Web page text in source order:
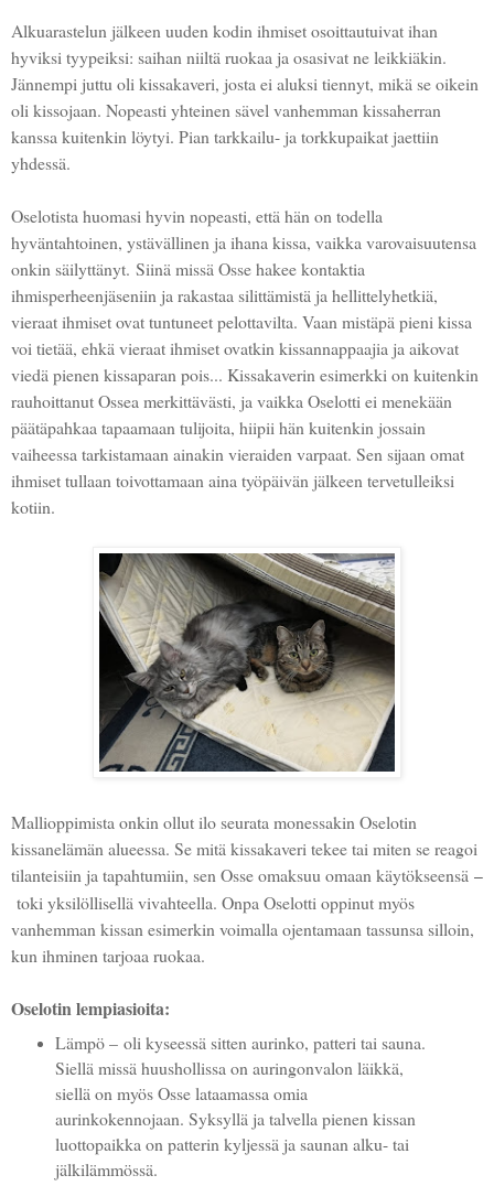
Alkuarastelun jälkeen uuden kodin ihmiset osoittautuivat ihan
hyviksi tyypeiksi: saihan niiltä ruokaa ja osasivat ne leikkiäkin.
Jännempi juttu oli kissakaveri, josta ei aluksi tiennyt, mikä se oikein
oli kissojaan. Nopeasti yhteinen sävel vanhemman kissaherran
kanssa kuitenkin löytyi. Pian tarkkailu- ja torkkupaikat jaettiin
yhdessä.
Oselotista huomasi hyvin nopeasti, että hän on todella
hyväntahtoinen, ystävällinen ja ihana kissa, vaikka varovaisuutensa
onkin säilyttänyt. Siinä missä Osse hakee kontaktia
ihmisperheenjäseniin ja rakastaa silittämistä ja hellittelyhetkiä,
vieraat ihmiset ovat tuntuneet pelottavilta. Vaan mistäpä pieni kissa
voi tietää, ehkä vieraat ihmiset ovatkin kissannappaajia ja aikovat
viedä pienen kissaparan pois... Kissakaverin esimerkki on kuitenkin
rauhoittanut Ossea merkittävästi, ja vaikka Oselotti ei menekään
päätäpahkaa tapaamaan tulijoita, hiipii hän kuitenkin jossain
vaiheessa tarkistamaan ainakin vieraiden varpaat. Sen sijaan omat
ihmiset tullaan toivottamaan aina työpäivän jälkeen tervetulleiksi
kotiin.
Mallioppimista onkin ollut ilo seurata monessakin Oselotin
kissanelämän alueessa. Se mitä kissakaveri tekee tai miten se reagoi
tilanteisiin ja tapahtumiin, sen Osse omaksuu omaan käytökseensä –
toki yksilöllisellä vivahteella. Onpa Oselotti oppinut myös
vanhemman kissan esimerkin voimalla ojentamaan tassunsa silloin,
kun ihminen tarjoaa ruokaa.
Oselotin lempiasioita:
Lämpö – oli kyseessä sitten aurinko, patteri tai sauna.
Siellä missä huushollissa on auringonvalon läikkä,
siellä on myös Osse lataamassa omia
aurinkokennojaan. Syksyllä ja talvella pienen kissan
luottopaikka on patterin kyljessä ja saunan alku- tai
jälkilämmössä.